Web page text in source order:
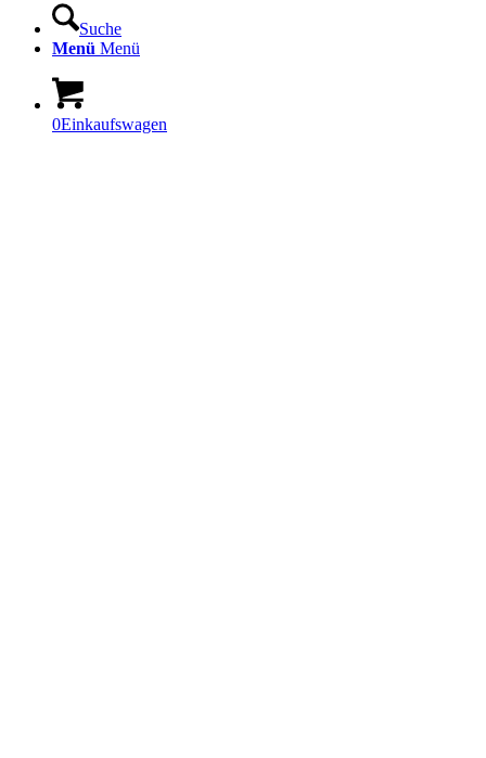
Suche
Menü Menü
0Einkaufswagen